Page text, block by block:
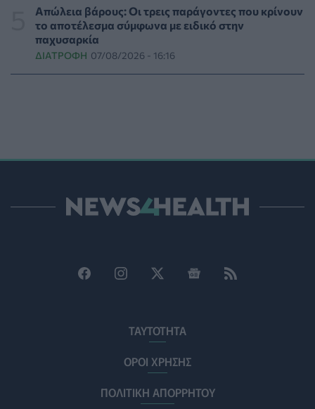
ΔΙΑΤΡΟΦΉ 07/08/2026 - 16:16
Ο ΙΣΑ συνιστά τη λήψη σχολαστικών μέτρων ατομικής
προστασίας από τον ιό του Δυτικού Νείλου
ΥΓΕΊΑ 07/08/2026 - 15:42
PET 07/08/2026 - 15:02
ΠΟΛΙΤΙΚΉ ΥΓΕΊΑΣ 07/08/2026 - 14:39
σοβαρής εγκεφαλικής κάκωσης
ΗΠΑ: Μεγάλη τράπεζα επενδύει 250 εκατ. δολάρια
τον χρόνο για φάρμακα GLP-1 στους εργαζομένους
Απώλεια βάρους: Οι τρεις παράγοντες που κρίνουν
το αποτέλεσμα σύμφωνα με ειδικό στην
παχυσαρκία
ΔΙΑΤΡΟΦΉ 07/08/2026 - 16:16
ΤΑΥΤΟΤΗΤΑ
ΟΡΟΙ ΧΡΗΣΗΣ
ΠΟΛΙΤΙΚΗ ΑΠΟΡΡΗΤΟΥ